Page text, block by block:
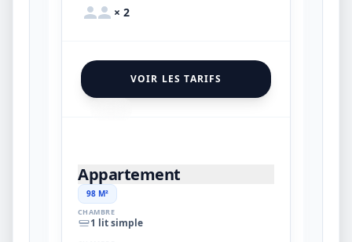
× 2
VOIR LES TARIFS
Appartement
98 M²
CHAMBRE
1 lit simple